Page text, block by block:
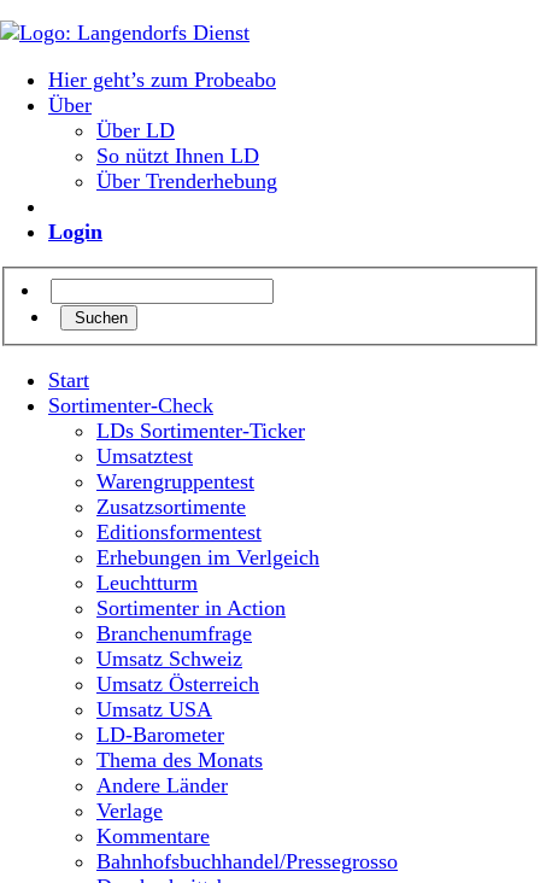
Hier geht’s zum Probeabo
Über
Über LD
So nützt Ihnen LD
Über Trenderhebung
Login
Suchen
Start
Sortimenter-Check
LDs Sortimenter-Ticker
Umsatztest
Warengruppentest
Zusatzsortimente
Editionsformentest
Erhebungen im Verlgeich
Leuchtturm
Sortimenter in Action
Branchenumfrage
Umsatz Schweiz
Umsatz Österreich
Umsatz USA
LD-Barometer
Thema des Monats
Andere Länder
Verlage
Kommentare
Bahnhofsbuchhandel/Pressegrosso